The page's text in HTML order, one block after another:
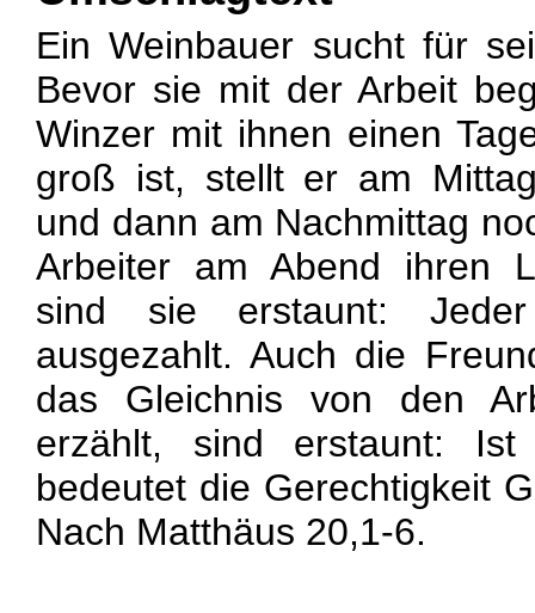
Ein Weinbauer sucht für
Bevor sie mit der Arbeit
Winzer mit ihnen einen
groß ist, stellt er am
und dann am Nachmittag
Arbeiter am Abend ihren
sind sie erstaunt:
ausgezahlt. Auch die
das Gleichnis von den
erzählt, sind erstaunt:
bedeutet die Gerechtigkeit
Nach Matthäus 20,1-6.